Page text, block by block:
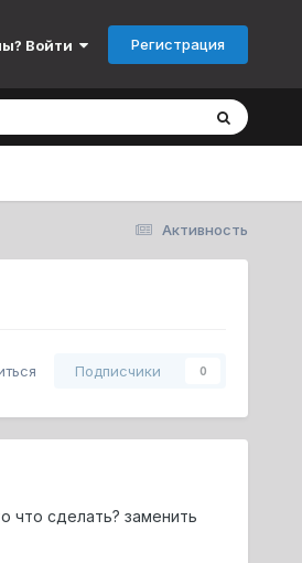
Войти Регистрация
Активность
Подписчики 0
что сделать? заменить